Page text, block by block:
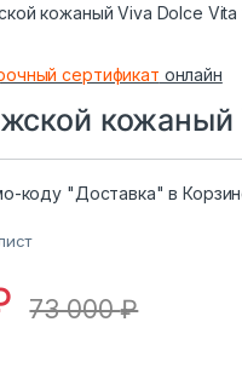
кожаный Viva Dolce
сертификат онлайн
коду "Доставка" в
73 000₽